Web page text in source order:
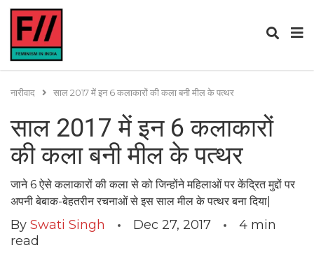
नारीवाद साल 2017 में इन 6 कलाकारों की कला बनी मील के पत्थर
साल 2017 में इन 6 कलाकारों
की कला बनी मील के पत्थर
जाने 6 ऐसे कलाकारों की कला से को जिन्होंने महिलाओं पर केंद्रित मुद्दों पर
अपनी बेबाक-बेहतरीन रचनाओं से इस साल मील के पत्थर बना दिया|
By Swati Singh Dec 27, 2017 4 min
read